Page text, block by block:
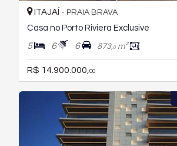
ITAJAÍ - PRAIA BRAVA
Casa no Porto Riviera Exclusive
5 6 6 873,0m²
R$ 14.900.000, 00